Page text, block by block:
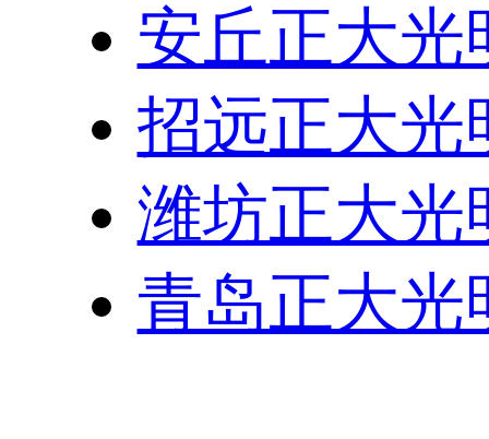
安丘正大光
招远正大光
潍坊正大光
青岛正大光